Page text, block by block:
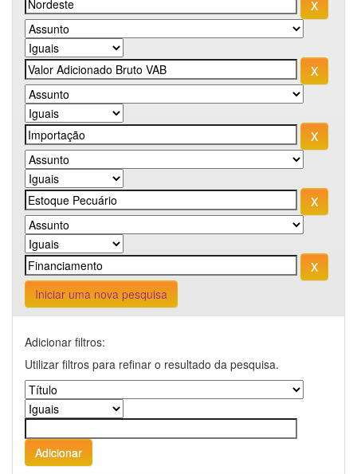
Iniciar uma nova pesquisa
Adicionar filtros:
Utilizar filtros para refinar o resultado da pesquisa.